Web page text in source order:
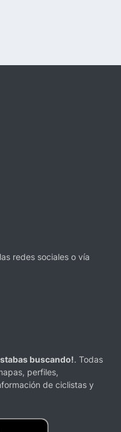
redes sociales o vía
buscando!. Todas
perfiles,
de ciclistas y